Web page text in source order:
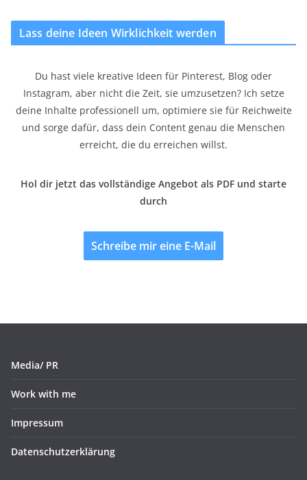
Lass deine Ideen Wirklichkeit werden
Du hast viele kreative Ideen für Pinterest, Blog oder
Instagram, aber nicht die Zeit, sie umzusetzen? Ich setze
deine Inhalte professionell um, optimiere sie für Reichweite
und sorge dafür, dass dein Content genau die Menschen
erreicht, die du erreichen willst.
Hol dir jetzt das vollständige Angebot als PDF und starte
durch
Schreibe mir eine E-Mail
Media/ PR
Work with me
Impressum
Datenschutzerklärung